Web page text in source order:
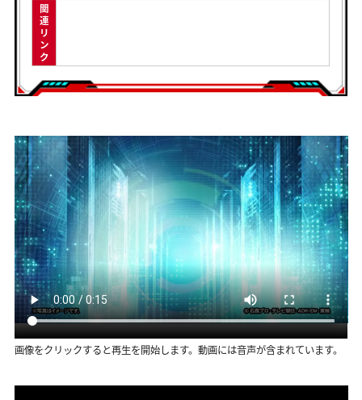
関
連
リ
ン
ク
画像をクリックすると再生を開始します。動画には音声が含まれています。